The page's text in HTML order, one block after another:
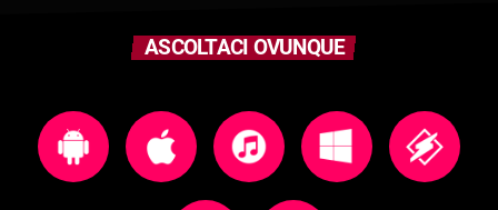
ASCOLTACI OVUNQUE